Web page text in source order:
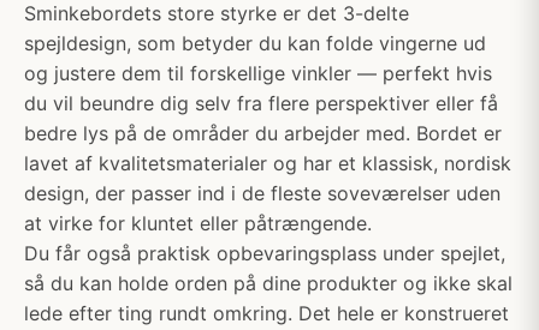
Sminkebordets store styrke er det 3-delte
spejldesign, som betyder du kan folde vingerne ud
og justere dem til forskellige vinkler — perfekt hvis
du vil beundre dig selv fra flere perspektiver eller få
bedre lys på de områder du arbejder med. Bordet er
lavet af kvalitetsmaterialer og har et klassisk, nordisk
design, der passer ind i de fleste soveværelser uden
at virke for kluntet eller påtrængende.
Du får også praktisk opbevaringsplass under spejlet,
så du kan holde orden på dine produkter og ikke skal
lede efter ting rundt omkring. Det hele er konstrueret